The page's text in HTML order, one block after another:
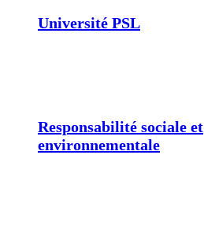
Université PSL
Responsabilité sociale et
environnementale